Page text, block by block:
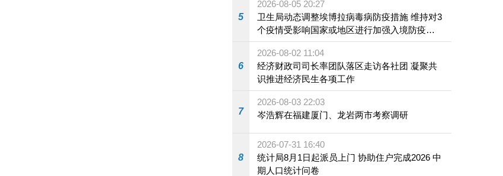
5
2026-08-05 20:27
卫生局动态调整埃博拉病毒病防疫措施 维持对3
个疫情受影响国家或地区进行加强入境防疫措
施
6
2026-08-02 11:04
经济财政司司长率团队落区走访各社团 凝聚共
识推进经济民生各项工作
7
2026-08-03 22:03
岑浩辉在福建厦门、龙岩两市考察调研
8
2026-07-31 16:40
统计局8月1日起派员上门 协助住户完成2026 中
期人口统计问卷